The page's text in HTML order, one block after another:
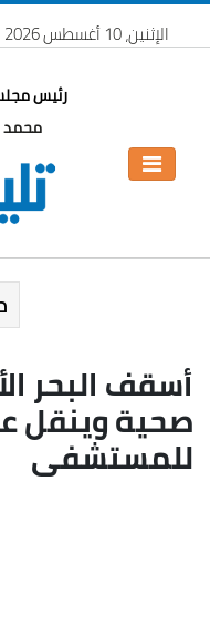
الإثنين، 10 أغسطس 2026
رئيس
محمد
أسقف البحر
صحية وينقل
للمستشفى